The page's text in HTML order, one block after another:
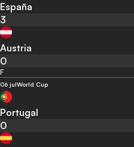
España
3
Austria
0
F
06 julWorld Cup
Portugal
0